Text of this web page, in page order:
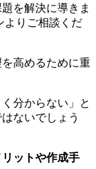
を解決に導きま
よりご相談くだ
高めるために重
分からない」と
ないでしょう
ットや作成手